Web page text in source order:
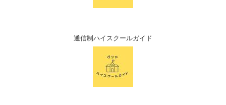
通信制ハイスクールガイド